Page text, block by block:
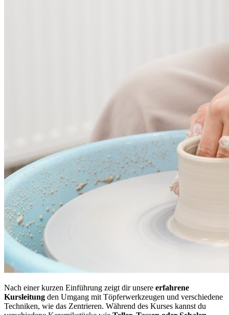
Nach einer kurzen Einführung zeigt dir unsere erfahrene
Kursleitung den Umgang mit Töpferwerkzeugen und verschiedene
Techniken, wie das Zentrieren. Während des Kurses kannst du